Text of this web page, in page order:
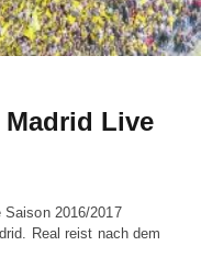
Live
2016/2017
Real reist nach dem